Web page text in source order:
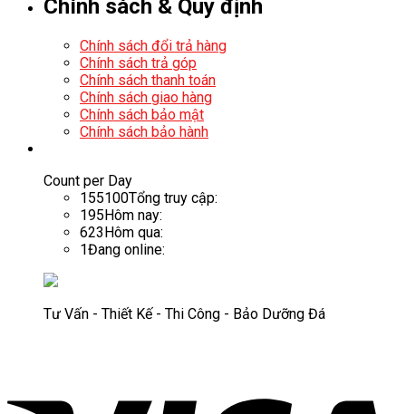
Chính sách & Quy định
Chính sách đổi trả hàng
Chính sách trả góp
Chính sách thanh toán
Chính sách giao hàng
Chính sách bảo mật
Chính sách bảo hành
Count per Day
155100Tổng truy cập:
195Hôm nay:
623Hôm qua:
1Đang online:
Tư Vấn - Thiết Kế - Thi Công - Bảo Dưỡng Đá